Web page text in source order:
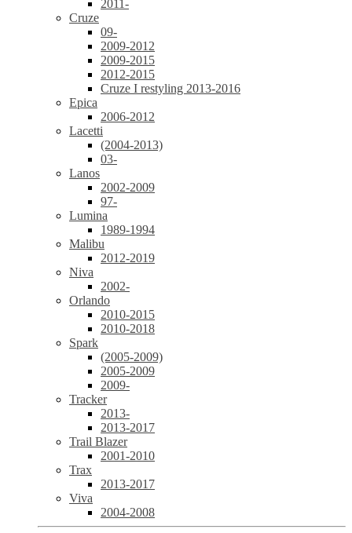
2011-
Cruze
09-
2009-2012
2009-2015
2012-2015
Cruze I restyling 2013-2016
Epica
2006-2012
Lacetti
(2004-2013)
03-
Lanos
2002-2009
97-
Lumina
1989-1994
Malibu
2012-2019
Niva
2002-
Orlando
2010-2015
2010-2018
Spark
(2005-2009)
2005-2009
2009-
Tracker
2013-
2013-2017
Trail Blazer
2001-2010
Trax
2013-2017
Viva
2004-2008